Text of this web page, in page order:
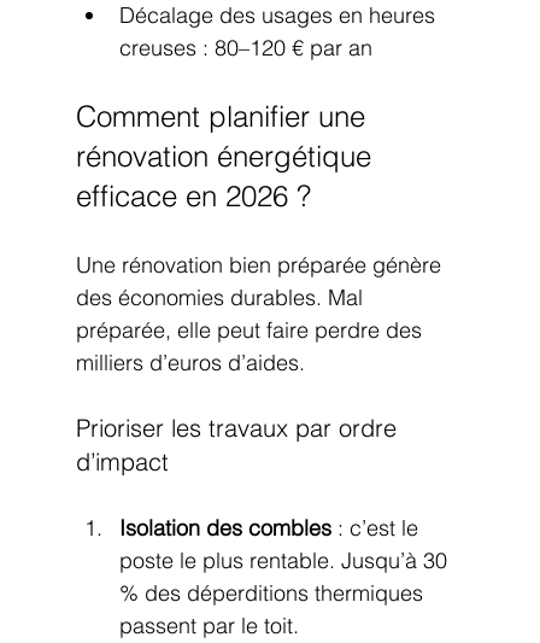
Décalage des usages en heures
creuses : 80–120 € par an
Comment planifier une
rénovation énergétique
efficace en 2026 ?
Une rénovation bien préparée génère
des économies durables. Mal
préparée, elle peut faire perdre des
milliers d’euros d’aides.
Prioriser les travaux par ordre
d’impact
Isolation des combles : c’est le
poste le plus rentable. Jusqu’à 30
% des déperditions thermiques
passent par le toit.